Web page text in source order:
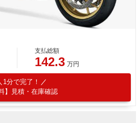
支払総額
142.3 万円
1分で完了！
】見積・在庫確認